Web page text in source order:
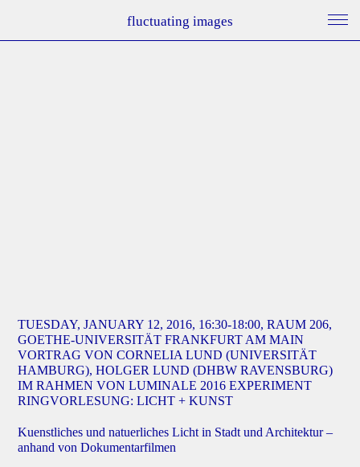
fluctuating images
TUESDAY, JANUARY 12, 2016, 16:30-18:00, RAUM 206,
GOETHE-UNIVERSITÄT FRANKFURT AM MAIN
VORTRAG VON CORNELIA LUND (UNIVERSITÄT
HAMBURG), HOLGER LUND (DHBW RAVENSBURG)
IM RAHMEN VON LUMINALE 2016 EXPERIMENT
RINGVORLESUNG: LICHT + KUNST
Kuenstliches und natuerliches Licht in Stadt und Architektur –
anhand von Dokumentarfilmen